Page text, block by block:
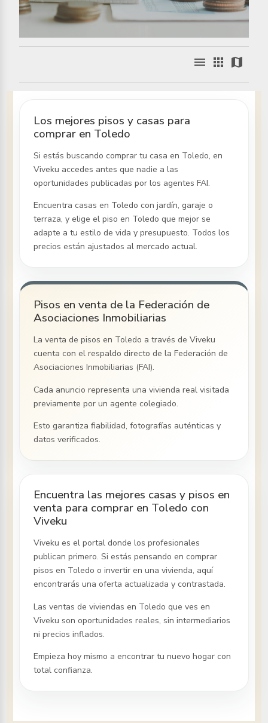
menu apps map
Los mejores pisos y casas para
comprar en Toledo
Si estás buscando comprar tu casaen Toledo, en
Viveku accedes antes que nadie a las
oportunidades publicadas por los agentes FAI.
Encuentra casasen Toledo con jardín, garaje o
terraza, y elige el pisoen Toledo que mejor se
adapte a tu estilo de vida y presupuesto. Todos los
precios están ajustados al mercado actual.
Pisos en venta de la Federación de
Asociaciones Inmobiliarias
La venta de pisosen Toledo a través de Viveku
cuenta con el respaldo directo de la Federación de
Asociaciones Inmobiliarias (FAI).
Cada anuncio representa una vivienda real visitada
previamente por un agente colegiado.
Esto garantiza fiabilidad, fotografías auténticas y
datos verificados.
Encuentra las mejores casas y pisos en
venta para comprar en Toledo con
Viveku
Viveku es el portal donde los profesionales
publican primero. Si estás pensando en comprar
pisosen Toledo o invertir en una vivienda, aquí
encontrarás una oferta actualizada y contrastada.
Las ventas de viviendasen Toledo que ves en
Viveku son oportunidades reales, sin intermediarios
ni precios inflados.
Empieza hoy mismo a encontrar tu nuevo hogar con
total confianza.